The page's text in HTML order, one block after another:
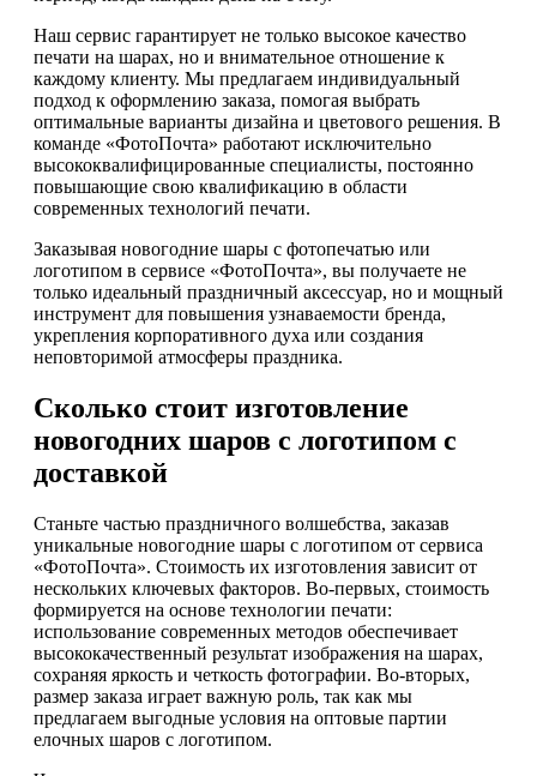
Наш сервис гарантирует не только высокое качество
печати на шарах, но и внимательное отношение к
каждому клиенту. Мы предлагаем индивидуальный
подход к оформлению заказа, помогая выбрать
оптимальные варианты дизайна и цветового решения. В
команде «ФотоПочта» работают исключительно
высококвалифицированные специалисты, постоянно
повышающие свою квалификацию в области
современных технологий печати.
Заказывая новогодние шары с фотопечатью или
логотипом в сервисе «ФотоПочта», вы получаете не
только идеальный праздничный аксессуар, но и мощный
инструмент для повышения узнаваемости бренда,
укрепления корпоративного духа или создания
неповторимой атмосферы праздника.
Сколько стоит изготовление
новогодних шаров с логотипом с
доставкой
Станьте частью праздничного волшебства, заказав
уникальные новогодние шары с логотипом от сервиса
«ФотоПочта». Стоимость их изготовления зависит от
нескольких ключевых факторов. Во-первых, стоимость
формируется на основе технологии печати:
использование современных методов обеспечивает
высококачественный результат изображения на шарах,
сохраняя яркость и четкость фотографии. Во-вторых,
размер заказа играет важную роль, так как мы
предлагаем выгодные условия на оптовые партии
елочных шаров с логотипом.